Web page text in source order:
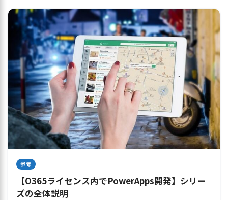
参考
【O365ライセンス内でPowerApps開発】シリー
ズの全体説明